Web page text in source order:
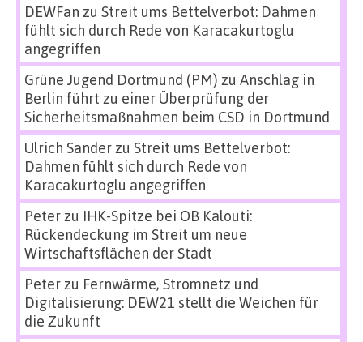
DEWFan zu Streit ums Bettelverbot: Dahmen
fühlt sich durch Rede von Karacakurtoglu
angegriffen
Grüne Jugend Dortmund (PM) zu Anschlag in
Berlin führt zu einer Überprüfung der
Sicherheitsmaßnahmen beim CSD in Dortmund
Ulrich Sanderzu Streit ums Bettelverbot:
Dahmen fühlt sich durch Rede von
Karacakurtoglu angegriffen
Peterzu IHK-Spitze bei OB Kalouti:
Rückendeckung im Streit um neue
Wirtschaftsflächen der Stadt
Peterzu Fernwärme, Stromnetz und
Digitalisierung: DEW21 stellt die Weichen für
die Zukunft